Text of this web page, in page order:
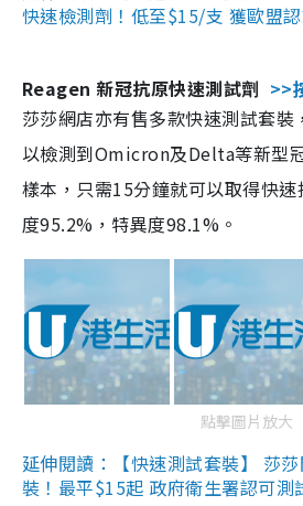
快速檢測劑！低至$15/支 獲歐盟
Reagen 新冠抗原快速測試劑 >>
莎莎網店亦有售多款快速測試套
以檢測到Omicron及Delta等新型
樣本，只需15分鐘就可以取得快
度95.2%，特異度98.1%。
點擊圖片放大
延伸閱讀：【快速測試套裝】 莎
裝！最平$15起 政府衛生署認可測